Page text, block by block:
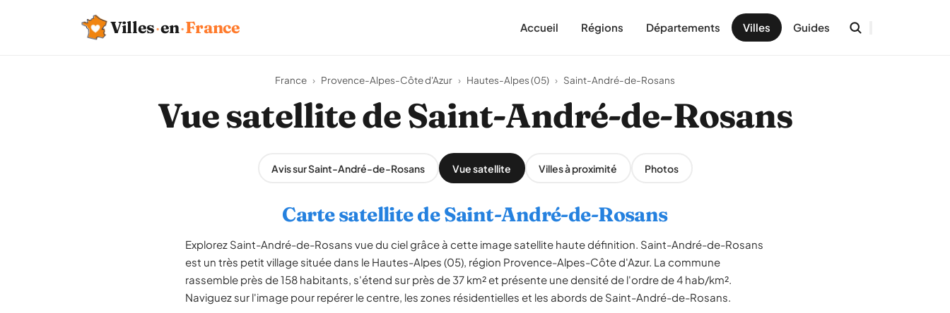
Villes·en·France Accueil Régions Départements Villes Guides
France › Provence-Alpes-Côte d'Azur › Hautes-Alpes (05) › Saint-André-de-Rosans
Vue satellite de Saint-André-de-Rosans
Avis sur Saint-André-de-Rosans Vue satellite Villes à proximité Photos
Carte satellite de Saint-André-de-Rosans
Explorez Saint-André-de-Rosans vue du ciel grâce à cette image satellite haute définition. Saint-André-de-Rosans
est un très petit village située dans le Hautes-Alpes (05), région Provence-Alpes-Côte d'Azur. La commune
rassemble près de 158 habitants, s'étend sur près de 37 km² et présente une densité de l'ordre de 4 hab/km².
Naviguez sur l'image pour repérer le centre, les zones résidentielles et les abords de Saint-André-de-Rosans.